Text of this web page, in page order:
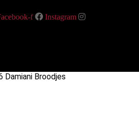
f Instagram
Damiani Broodjes